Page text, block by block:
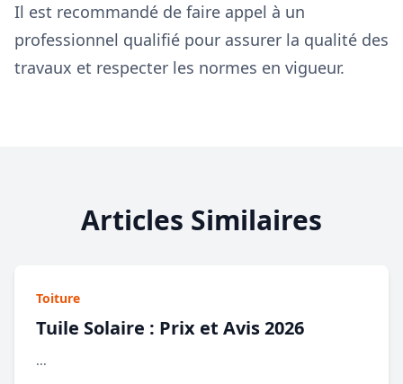
Il est recommandé de faire appel à un
professionnel qualifié pour assurer la qualité des
travaux et respecter les normes en vigueur.
Articles Similaires
Toiture
Tuile Solaire : Prix et Avis 2026
...